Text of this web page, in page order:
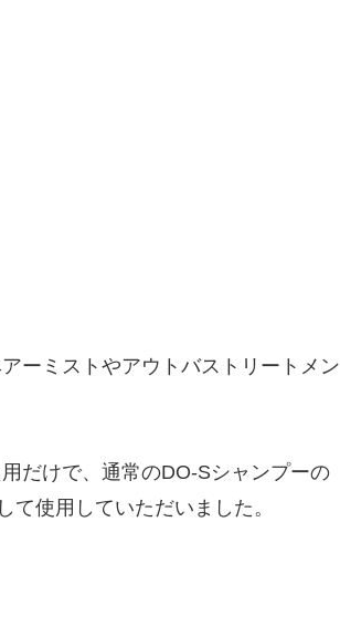
ーミストやアウトバストリートメン
だけで、通常のDO-Sシャンプーの
使用していただいました。